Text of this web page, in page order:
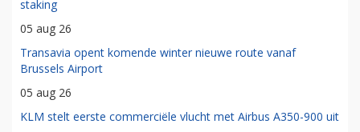
staking
05 aug 26
Transavia opent komende winter nieuwe route vanaf
Brussels Airport
05 aug 26
KLM stelt eerste commerciële vlucht met Airbus A350-900 uit